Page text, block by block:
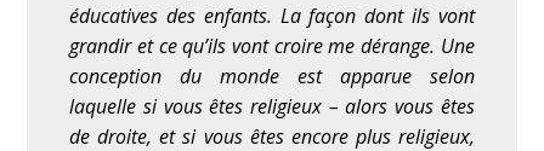
éducatives des enfants. La façon dont ils vont
grandir et ce qu’ils vont croire me dérange. Une
conception du monde est apparue selon
laquelle si vous êtes religieux – alors vous êtes
de droite, et si vous êtes encore plus religieux,